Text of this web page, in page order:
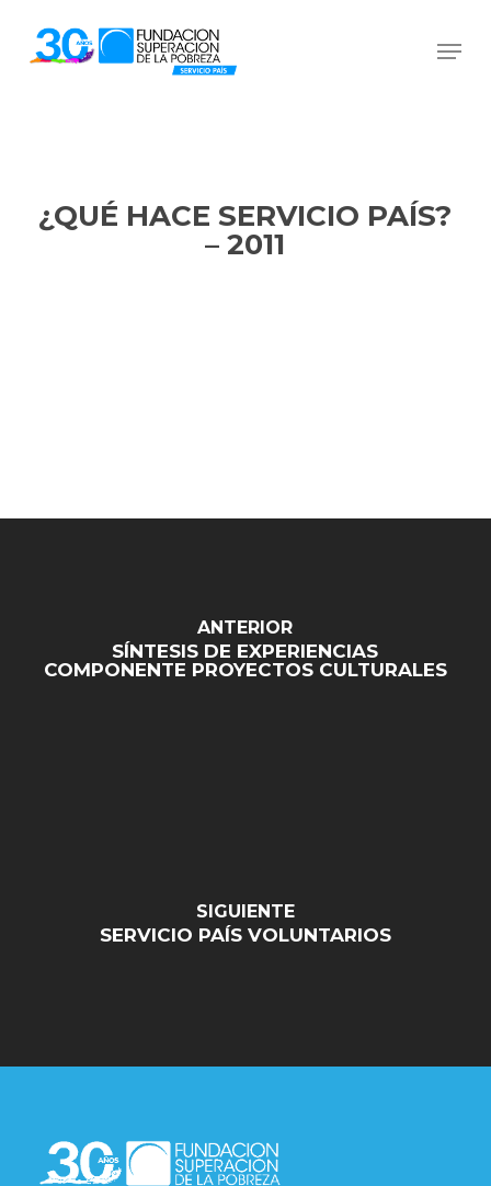
¿QUÉ HACE SERVICIO PAÍS?
– 2011
ANTERIOR
SÍNTESIS DE EXPERIENCIAS
COMPONENTE PROYECTOS CULTURALES
SIGUIENTE
SERVICIO PAÍS VOLUNTARIOS